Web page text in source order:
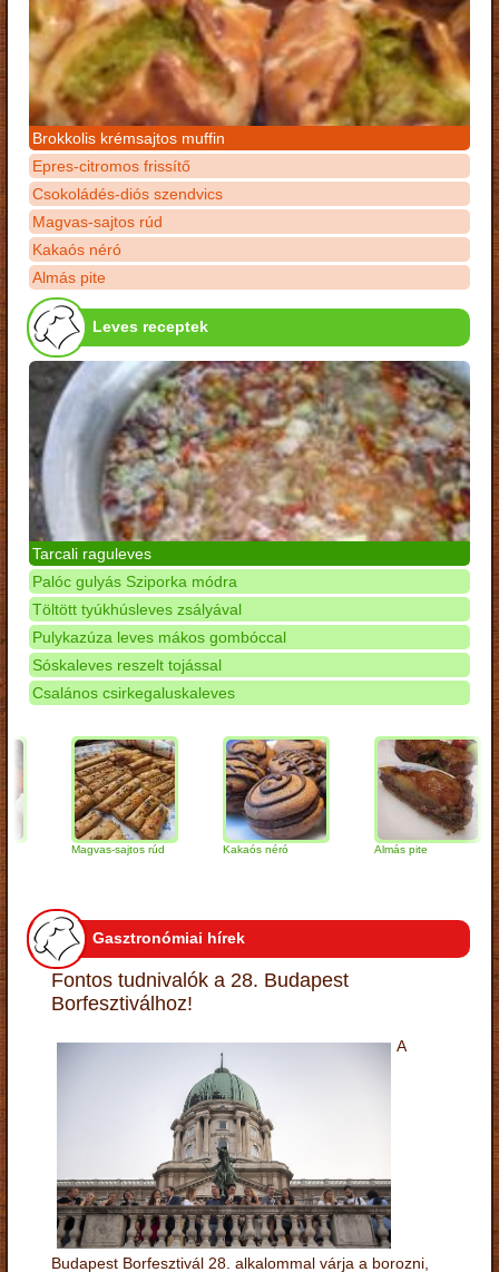
Brokkolis krémsajtos muffin
Epres-citromos frissítő
Csokoládés-diós szendvics
Magvas-sajtos rúd
Kakaós néró
Almás pite
Leves receptek
Tarcali raguleves
Palóc gulyás Sziporka módra
Töltött tyúkhúsleves zsályával
Pulykazúza leves mákos gombóccal
Sóskaleves reszelt tojással
Csalános csirkegaluskaleves
Magvas-sajtos rúd Kakaós néró Almás pite
Gasztronómiai hírek
Fontos tudnivalók a 28. Budapest
Borfesztiválhoz!
A
Budapest Borfesztivál 28. alkalommal várja a borozni,